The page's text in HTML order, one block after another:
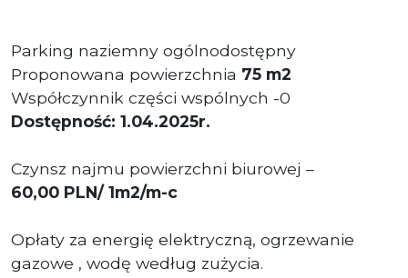
Parking naziemny ogólnodostępny
Proponowana powierzchnia 75 m2
Współczynnik części wspólnych -0
Dostępność: 1.04.2025r.
Czynsz najmu powierzchni biurowej –
60,00 PLN/ 1m2/m-c
Opłaty za energię elektryczną, ogrzewanie
gazowe , wodę według zużycia.